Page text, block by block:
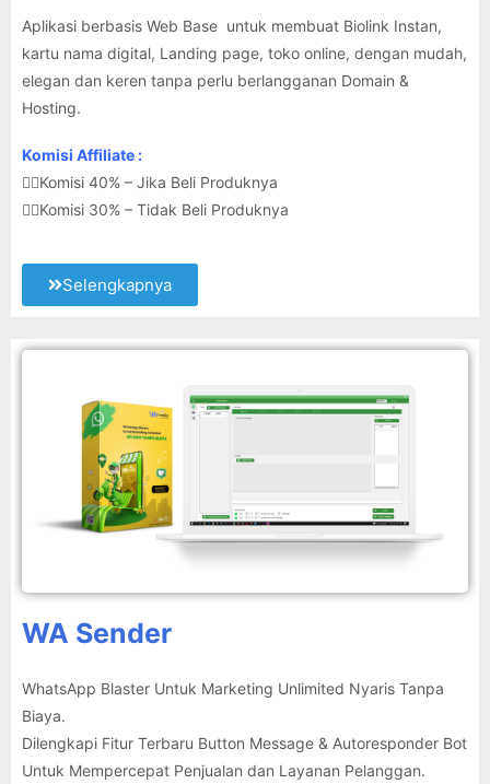
Aplikasi berbasis Web Base untuk membuat Biolink Instan,
kartu nama digital, Landing page, toko online, dengan mudah,
elegan dan keren tanpa perlu berlangganan Domain &
Hosting.
Komisi Affiliate :
👉🏽Komisi 40% – Jika Beli Produknya
👉🏽Komisi 30% – Tidak Beli Produknya
Selengkapnya
WA Sender
WhatsApp Blaster Untuk Marketing Unlimited Nyaris Tanpa
Biaya.
Dilengkapi Fitur Terbaru Button Message & Autoresponder Bot
Untuk Mempercepat Penjualan dan Layanan Pelanggan.